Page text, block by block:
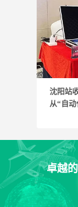
沈阳站
从“自
卓越